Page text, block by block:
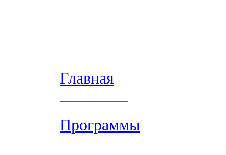
Главная
Программы